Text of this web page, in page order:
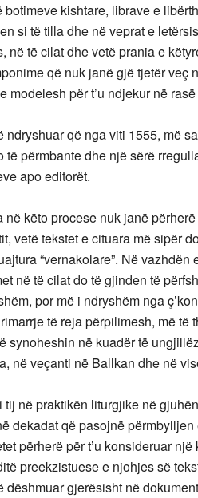
kishtare, librave e
si të tilla dhe në veprat e
në të cilat dhe vetë prania e
që nuk janë gjë tjetër veç
modelesh për t’u ndjekur në
që nga viti 1555, më
përmbante dhe një sërë
apo editorët.
këto procese nuk janë
vetë tekstet e cituara më sipër
“vernakolare”. Në
në të cilat do të gjinden të
por më i ndryshëm nga
të reja përpilimesh, më të
synoheshin në kuadër të
në veçanti në Ballkan dhe në
në praktikën liturgjike në
dekadat që pasojnë
përherë për t’u konsideruar
preekzistuese e njohjes së
gjerësisht në